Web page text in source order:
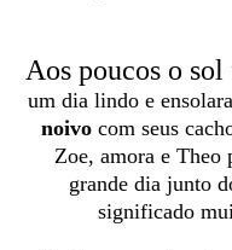
Aos poucos o
um dia lindo e
noivocom seus
Zoe, amora e Theo
grande dia junto
significado